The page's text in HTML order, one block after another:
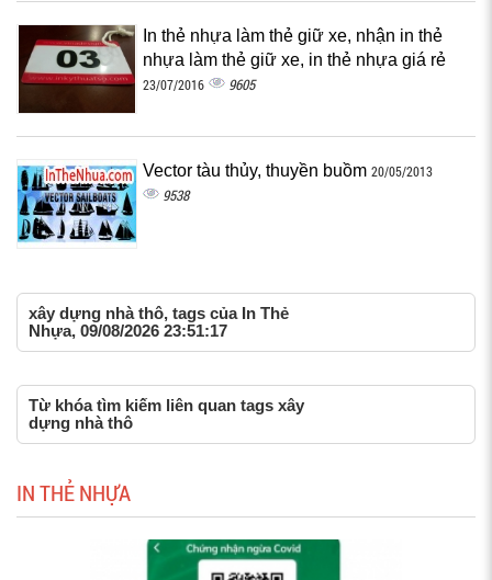
In thẻ nhựa làm thẻ giữ xe, nhận in thẻ
nhựa làm thẻ giữ xe, in thẻ nhựa giá rẻ
23/07/2016 9605
Vector tàu thủy, thuyền buồm 20/05/2013
9538
xây dựng nhà thô, tags của In Thẻ
Nhựa, 09/08/2026 23:51:17
Từ khóa tìm kiếm liên quan tags xây
dựng nhà thô
IN THẺ NHỰA